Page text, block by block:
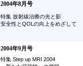
2004年8月号
特集 放射線治療の光と影
安全性とQOLの向上をめざして
2004年9月号
特集 Step up MRI 2004